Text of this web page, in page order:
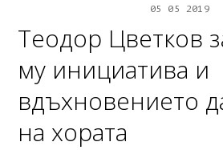
05 05 2019
Теодор Цветков
му инициатива и
вдъхновението
на хората